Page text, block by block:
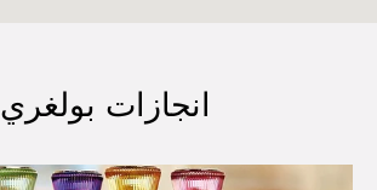
انجازات بولغري